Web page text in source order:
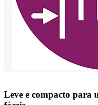
Leve e compacto para